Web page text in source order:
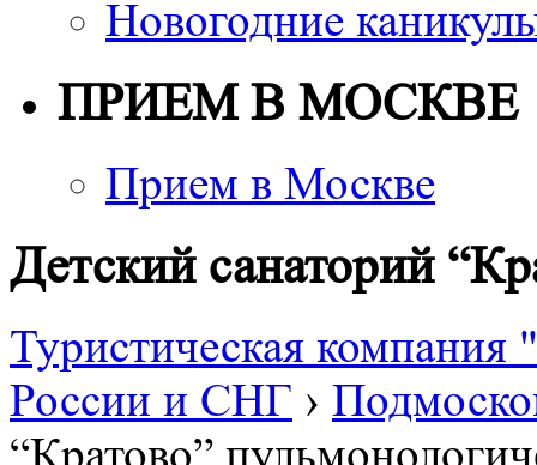
Новогодние
ПРИЕМ В МОСКВЕ
Прием в Москве
Детский санаторий
Туристическая
России и СНГ ›